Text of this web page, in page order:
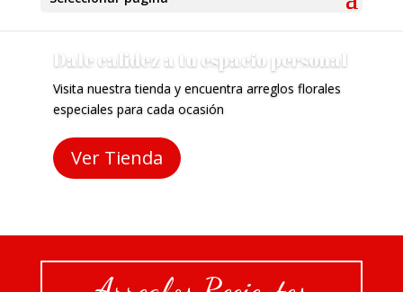
Dale calidez a tu espacio personal
Visita nuestra tienda y encuentra arreglos florales
especiales para cada ocasión
Ver Tienda